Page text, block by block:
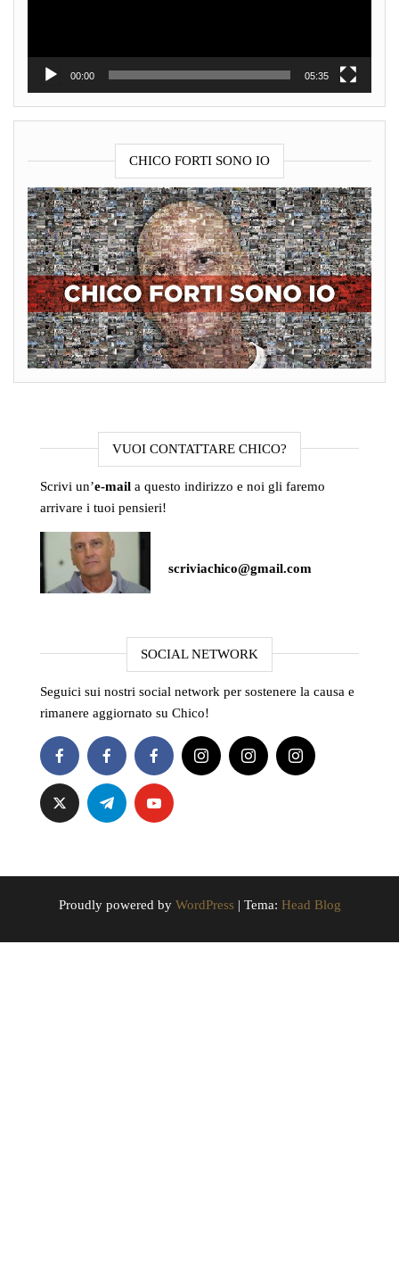
00:00 05:35
CHICO FORTI SONO IO
VUOI CONTATTARE CHICO?
Scrivi un’e-mail a questo indirizzo e noi gli faremo
arrivare i tuoi pensieri!
scriviachico@gmail.com
SOCIAL NETWORK
Seguici sui nostri social network per sostenere la causa e
rimanere aggiornato su Chico!
Proudly powered by WordPress | Tema: Head Blog